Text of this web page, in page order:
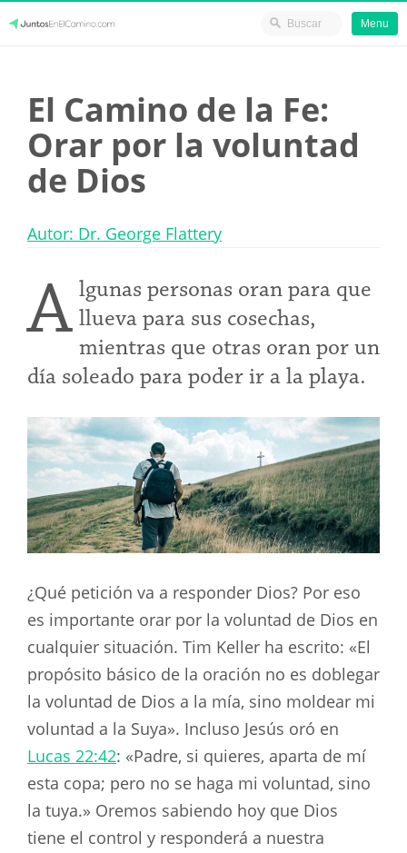
content
Menu
El Camino de la Fe:
Orar por la voluntad
de Dios
Autor: Dr. George Flattery
A lgunas personas oran para que
llueva para sus cosechas,
mientras que otras oran por un
día soleado para poder ir a la playa.
¿Qué petición va a responder Dios? Por eso
es importante orar por la voluntad de Dios en
cualquier situación. Tim Keller ha escrito: «El
propósito básico de la oración no es doblegar
la voluntad de Dios a la mía, sino moldear mi
voluntad a la Suya». Incluso Jesús oró en
Lucas 22:42: «Padre, si quieres, aparta de mí
esta copa; pero no se haga mi voluntad, sino
la tuya.» Oremos sabiendo hoy que Dios
tiene el control y responderá a nuestra